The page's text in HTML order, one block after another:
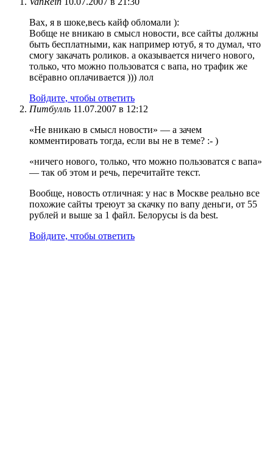
Вах, я в шоке,весь кайф обломали ):
Вобще не вникаю в смысл новости, все сайты должны
быть бесплатными, как например ютуб, я то думал, что
смогу закачать роликов. а оказывается ничего нового,
только, что можно пользоватся с вапа, но трафик же
всёравно оплачивается ))) лол
Войдите, чтобы ответить
Питбулль 11.07.2007 в 12:12
«Не вникаю в смысл новости» — а зачем
комментировать тогда, если вы не в теме? :- )
«ничего нового, только, что можно пользоватся с вапа»
— так об этом и речь, перечитайте текст.
Вообще, новость отличная: у нас в Москве реально все
похожие сайты треюут за скачку по вапу деньги, от 55
рублей и выше за 1 файл. Белорусы is da best.
Войдите, чтобы ответить